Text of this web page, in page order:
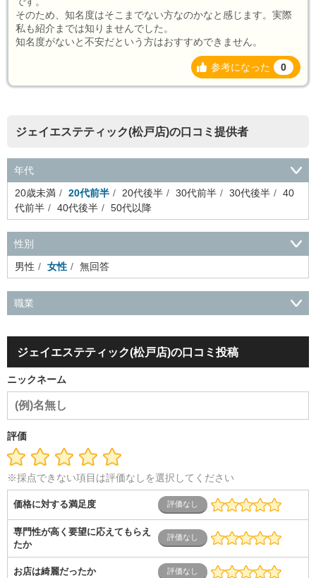
そのため、知名度はそこまでない方なのかなと感じます。実際
私も紹介までは知りませんでした。
知名度がないと不安だという方はおすすめできません。
参考になった 0
ジェイエステティック(松戸店)の口コミ提供者
年代
20歳未満
20代前半 20代後半 30代前半 30代後半
40
代前半
40代後半 50代以降
性別
男性
女性 無回答
職業
品
アミューズメント・エンターテイメント・ゲーム関連
容・エステ・リラクゼーション
旅行・ホテル・航空・ブライ
ダル・葬祭
音響
芸能・イベント・コンパニオン
ム開発・SE・インフラ）
導体・制御）
介護
ス
士業・コンサルティング
ービス
コールセンター マーケティング・企画
専業主婦（夫）
営業
ジェイエステティック(松戸店)の口コミ投稿
ニックネーム
評価
※採点できない項目は評価なしを選択してください
価格に対する満足度
専門性が高く要望に応えてもらえ
たか
お店は綺麗だったか